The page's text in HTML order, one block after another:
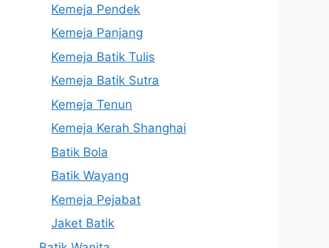
Kemeja Pendek
Kemeja Panjang
Kemeja Batik Tulis
Kemeja Batik Sutra
Kemeja Tenun
Kemeja Kerah Shanghai
Batik Bola
Batik Wayang
Kemeja Pejabat
Jaket Batik